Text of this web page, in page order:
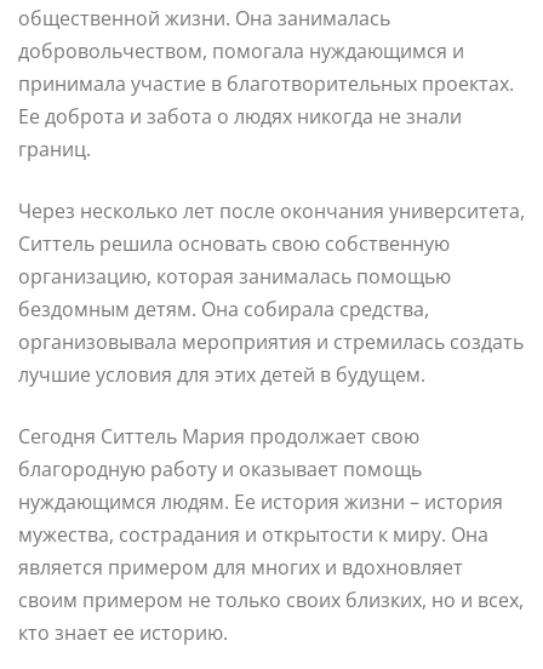
общественной жизни. Она занималась
добровольчеством, помогала нуждающимся и
принимала участие в благотворительных проектах.
Ее доброта и забота о людях никогда не знали
границ.
Через несколько лет после окончания университета,
Ситтель решила основать свою собственную
организацию, которая занималась помощью
бездомным детям. Она собирала средства,
организовывала мероприятия и стремилась создать
лучшие условия для этих детей в будущем.
Сегодня Ситтель Мария продолжает свою
благородную работу и оказывает помощь
нуждающимся людям. Ее история жизни – история
мужества, сострадания и открытости к миру. Она
является примером для многих и вдохновляет
своим примером не только своих близких, но и всех,
кто знает ее историю.